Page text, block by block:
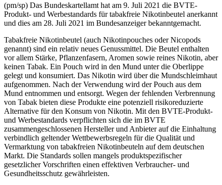
(pm/sp) Das Bundeskartellamt hat am 9. Juli 2021 die BVTE-
Produkt- und Werbestandards für tabakfreie Nikotinbeutel anerkannt
und dies am 28. Juli 2021 im Bundesanzeiger bekanntgemacht.
Tabakfreie Nikotinbeutel (auch Nikotinpouches oder Nicopods
genannt) sind ein relativ neues Genussmittel. Die Beutel enthalten
vor allem Stärke, Pflanzenfasern, Aromen sowie reines Nikotin, aber
keinen Tabak. Ein Pouch wird in den Mund unter die Oberlippe
gelegt und konsumiert. Das Nikotin wird über die Mundschleimhaut
aufgenommen. Nach der Verwendung wird der Pouch aus dem
Mund entnommen und entsorgt. Wegen der fehlenden Verbrennung
von Tabak bieten diese Produkte eine potenziell risikoreduzierte
Alternative für den Konsum von Nikotin. Mit den BVTE-Produkt-
und Werbestandards verpflichten sich die im BVTE
zusammengeschlossenen Hersteller und Anbieter auf die Einhaltung
verbindlich geltender Wettbewerbsregeln für die Qualität und
Vermarktung von tabakfreien Nikotinbeuteln auf dem deutschen
Markt. Die Standards sollen mangels produktspezifischer
gesetzlicher Vorschriften einen effektiven Verbraucher- und
Gesundheitsschutz gewährleisten.